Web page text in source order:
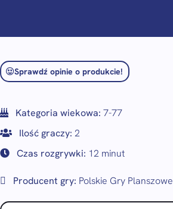
Sprawdź opinie o produkcie!
Kategoria wiekowa: 7-77
Ilość graczy: 2
Czas rozgrywki: 12 minut
Producent gry: Polskie Gry Planszowe